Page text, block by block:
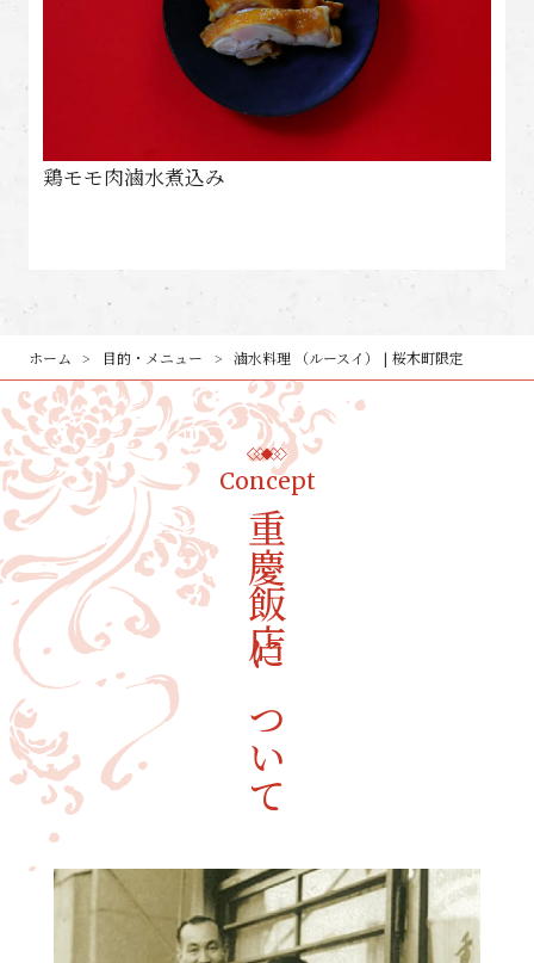
鶏モモ肉滷水煮込み
ホーム 目的・メニュー 滷水料理 （ルースイ） | 桜木町限定
Concept
重慶飯店について